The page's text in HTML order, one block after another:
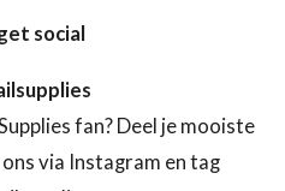
social
fan? Deel je mooiste
via Instagram en tag